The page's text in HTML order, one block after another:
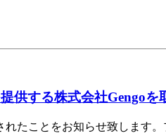
供する株式会社Gengoを
たことをお知らせ致します